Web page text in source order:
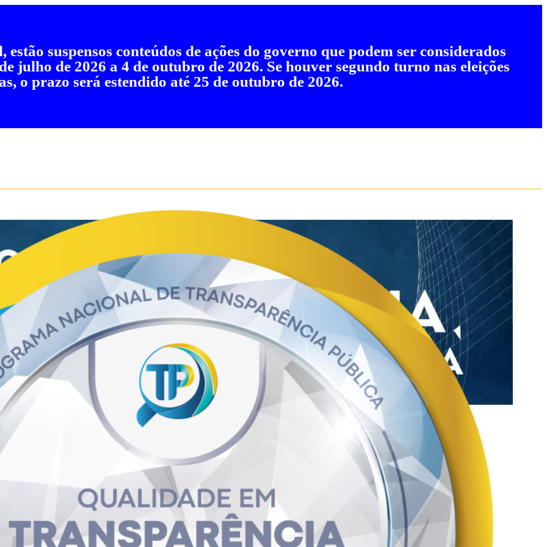
suspensos conteúdos de ações do governo que podem ser considerados
julho de 2026 a 4 de outubro de 2026. Se houver segundo turno nas eleições
o prazo será estendido até 25 de outubro de 2026.